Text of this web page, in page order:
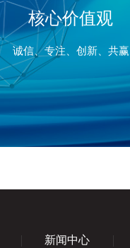
核心价值观
诚信、专注、创新、共赢
新闻中心